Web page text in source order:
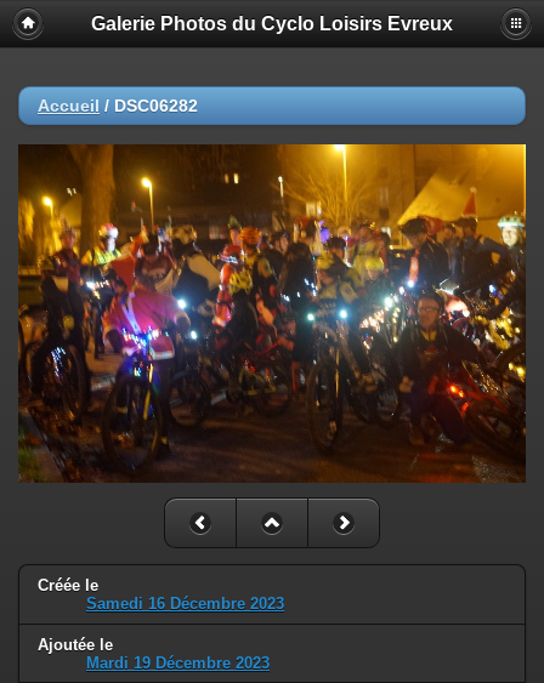
Galerie Photos du Cyclo Loisirs Evreux
Accueil / DSC06282
Créée le
Samedi 16 Décembre 2023
Ajoutée le
Mardi 19 Décembre 2023